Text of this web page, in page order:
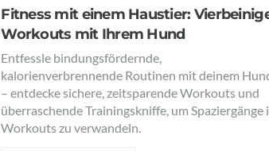
Fitness mit einem Haustier:
Workouts mit Ihrem Hund
Entfessle bindungsfördernde,
kalorienverbrennende Routinen mit deinem
– entdecke sichere, zeitsparende Workouts und
überraschende Trainingskniffe, um Spaziergänge
Workouts zu verwandeln.